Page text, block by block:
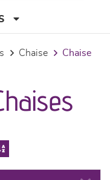
chaise chaise